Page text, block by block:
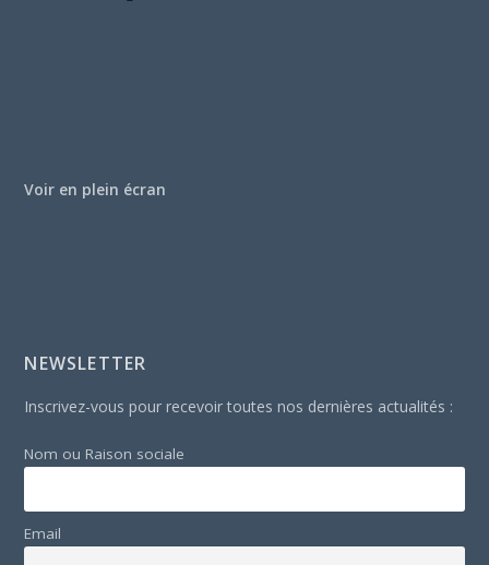
Voir en plein écran
NEWSLETTER
Inscrivez-vous pour recevoir toutes nos dernières actualités :
Nom ou Raison sociale
Email